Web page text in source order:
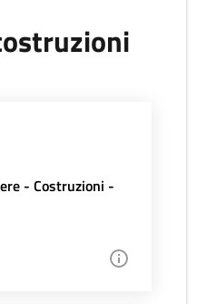
- Costruzioni -